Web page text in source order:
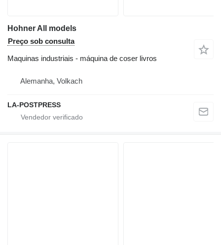
Hohner All models
Preço sob consulta
Maquinas industriais - máquina de coser livros
Alemanha, Volkach
LA-POSTPRESS